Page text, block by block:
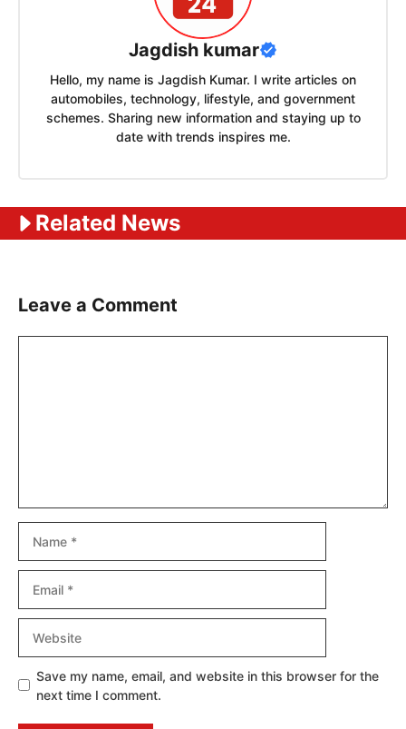
Jagdish kumar
Hello, my name is Jagdish Kumar. I write articles on
automobiles, technology, lifestyle, and government
schemes. Sharing new information and staying up to
date with trends inspires me.
Related News
Leave a Comment
Save my name, email, and website in this browser for the
next time I comment.